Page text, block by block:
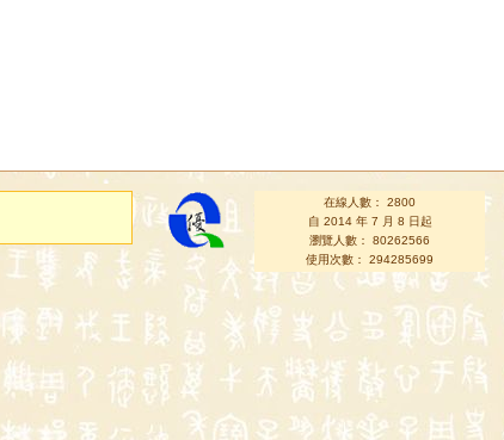
在線人數： 2800
自 2014 年 7 月 8 日起
瀏覽人數： 80262566
使用次數： 294285699